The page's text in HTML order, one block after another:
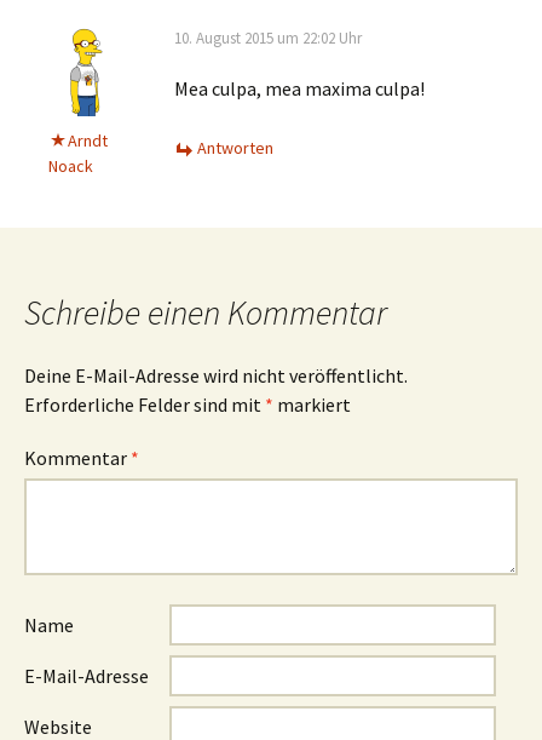
Arndt
Noack
10. August 2015 um 22:02 Uhr
Mea culpa, mea maxima culpa!
Antworten
Schreibe einen Kommentar
Deine E-Mail-Adresse wird nicht veröffentlicht.
Erforderliche Felder sind mit * markiert
Kommentar *
Name
E-Mail-Adresse
Website